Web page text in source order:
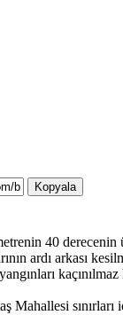
Kopyala
40 derecenin
ardı arkası
Mahallesi